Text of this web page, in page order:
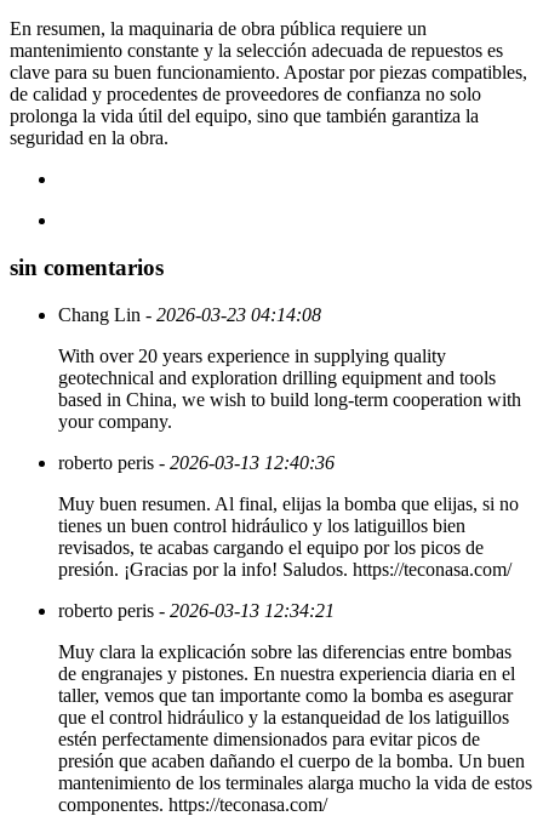
En resumen, la maquinaria de obra pública requiere un
mantenimiento constante y la selección adecuada de repuestos es
clave para su buen funcionamiento. Apostar por piezas compatibles,
de calidad y procedentes de proveedores de confianza no solo
prolonga la vida útil del equipo, sino que también garantiza la
seguridad en la obra.
sin comentarios
Chang Lin - 2026-03-23 04:14:08
With over 20 years experience in supplying quality
geotechnical and exploration drilling equipment and tools
based in China, we wish to build long-term cooperation with
your company.
roberto peris - 2026-03-13 12:40:36
Muy buen resumen. Al final, elijas la bomba que elijas, si no
tienes un buen control hidráulico y los latiguillos bien
revisados, te acabas cargando el equipo por los picos de
presión. ¡Gracias por la info! Saludos. https://teconasa.com/
roberto peris - 2026-03-13 12:34:21
Muy clara la explicación sobre las diferencias entre bombas
de engranajes y pistones. En nuestra experiencia diaria en el
taller, vemos que tan importante como la bomba es asegurar
que el control hidráulico y la estanqueidad de los latiguillos
estén perfectamente dimensionados para evitar picos de
presión que acaben dañando el cuerpo de la bomba. Un buen
mantenimiento de los terminales alarga mucho la vida de estos
componentes. https://teconasa.com/